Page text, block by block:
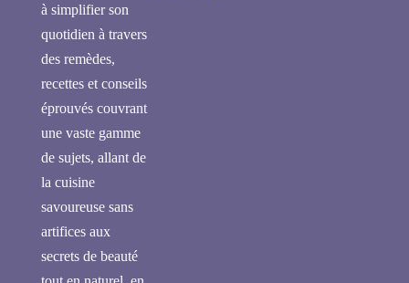
à simplifier son
quotidien à travers
des remèdes,
recettes et conseils
éprouvés couvrant
une vaste gamme
de sujets, allant de
la cuisine
savoureuse sans
artifices aux
secrets de beauté